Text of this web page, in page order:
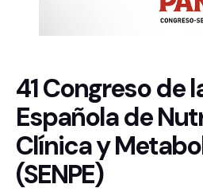
41 Congreso de
Española de
Clínica y
(SENPE)